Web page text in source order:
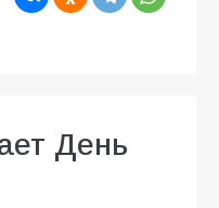
День